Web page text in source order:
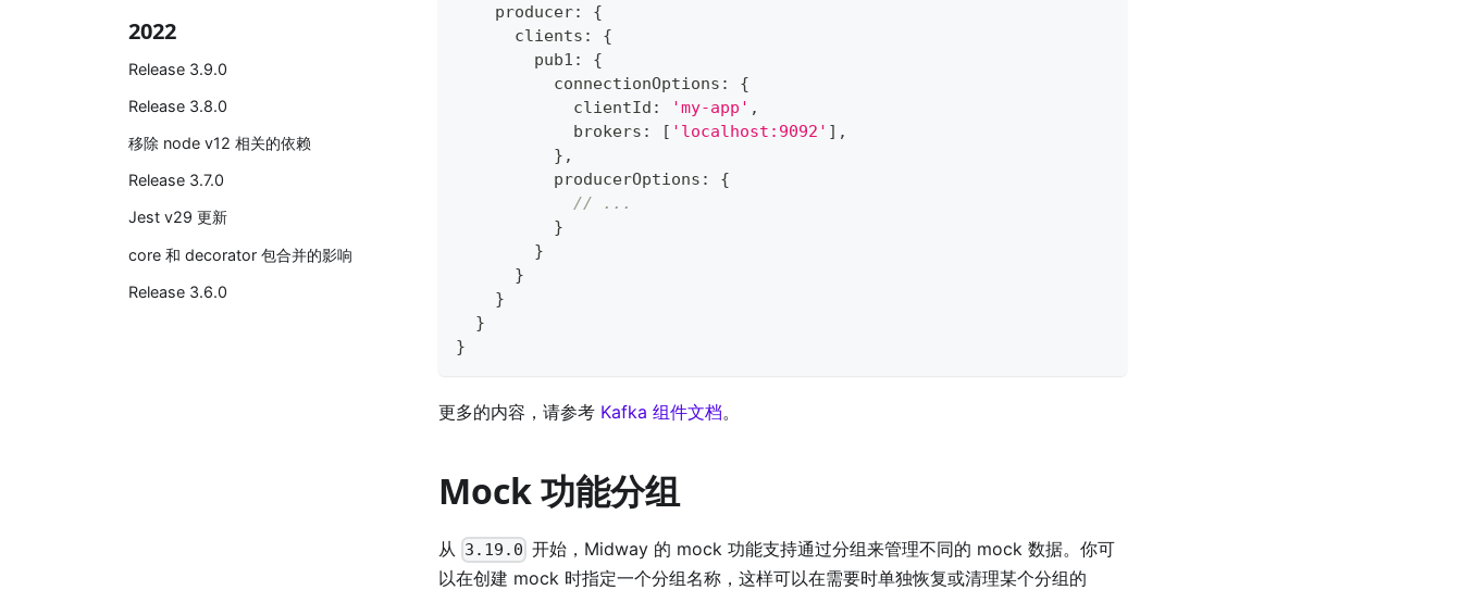
2022
Release 3.9.0
Release 3.8.0
移除 node v12 相关的依赖
Release 3.7.0
Jest v29 更新
core 和 decorator 包合并的影响
Release 3.6.0
    producer
:
{
      clients
:
{
        pub1
:
{
          connectionOptions
:
{
            clientId
: 'my-app' ,
            brokers
: [ 'localhost:9092' ] ,
} ,
          producerOptions
:
{
// ...
}
}
}
}
}
}
更多的内容，请参考 Kafka 组件文档。
Mock 功能分组
从 3.19.0 开始，Midway 的 mock 功能支持通过分组来管理不同的 mock 数据。你可
以在创建 mock 时指定一个分组名称，这样可以在需要时单独恢复或清理某个分组的